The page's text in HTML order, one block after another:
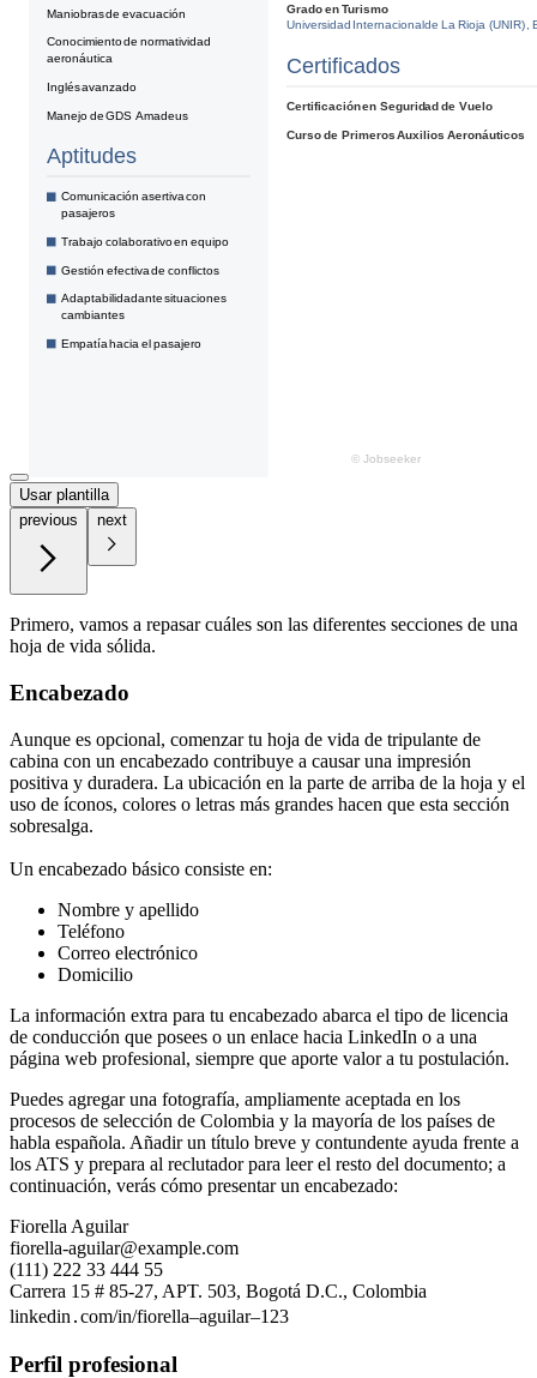
Usar plantilla
previous
next
Primero, vamos a repasar cuáles son las diferentes secciones de una
hoja de vida sólida.
Encabezado
Aunque es opcional, comenzar tu hoja de vida de tripulante de
cabina con un encabezado contribuye a causar una impresión
positiva y duradera. La ubicación en la parte de arriba de la hoja y el
uso de íconos, colores o letras más grandes hacen que esta sección
sobresalga.
Un encabezado básico consiste en:
Nombre y apellido
Teléfono
Correo electrónico
Domicilio
La información extra para tu encabezado abarca el tipo de licencia
de conducción que posees o un enlace hacia LinkedIn o a una
página web profesional, siempre que aporte valor a tu postulación.
Puedes agregar una fotografía, ampliamente aceptada en los
procesos de selección de Colombia y la mayoría de los países de
habla española. Añadir un título breve y contundente ayuda frente a
los ATS y prepara al reclutador para leer el resto del documento; a
continuación, verás cómo presentar un encabezado:
Fiorella Aguilar
fiorella-aguilar@example.com
(111) 222 33 444 55
Carrera 15 # 85-27, APT. 503, Bogotá D.C., Colombia
linkedin․com/in/fiorella–aguilar–123
Perfil profesional